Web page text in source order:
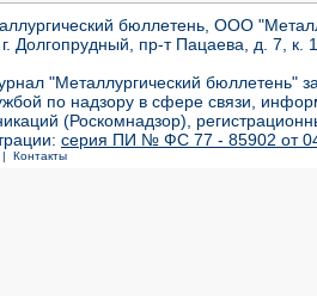
бюллетень, ООО
Долгопрудный, пр-т Пацаева, д. 7,
"Металлургический бюллетень"
по надзору в сфере связи,
(Роскомнадзор),
серия ПИ № ФС 77 - 85902 от 04
| Контакты